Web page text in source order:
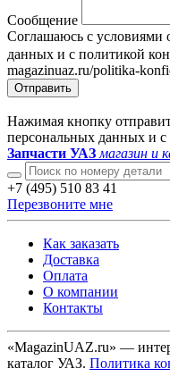
Сообщение
Соглашаюсь с условиями
данных и с политикой
magazinuaz.ru/politika-
Отправить
Нажимая кнопку
персональных данных и с
Запчасти УАЗ магазин и
+7 (495) 510 83 41
Перезвоните мне
Как заказать
Доставка
Оплата
О компании
Контакты
«MagazinUAZ.ru» —
каталог УАЗ. Политика